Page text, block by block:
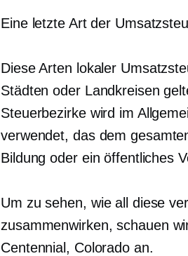
Eine letzte Art der
Diese Arten lokaler
Städten oder Landkreisen
Steuerbezirke wird im
verwendet, das dem
Bildung oder ein öffentliches
Um zu sehen, wie all diese
zusammenwirken, schauen
Centennial, Colorado an.